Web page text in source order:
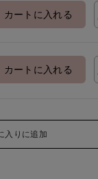
カートに入れる
カートに入れる
入りに追加